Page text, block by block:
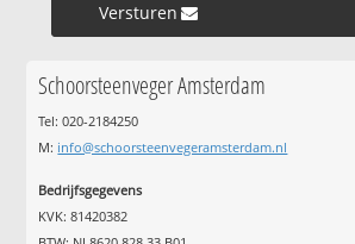
Versturen »
Schoorsteenveger Amsterdam
Tel: 020-2184250
M: info@schoorsteenvegeramsterdam.nl
Bedrijfsgegevens
KVK: 81420382